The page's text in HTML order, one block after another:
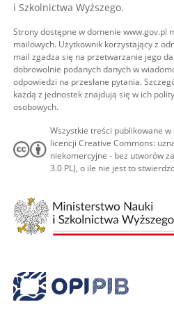
i Szkolnictwa Wyższego.
Strony dostępne w domenie www.gov.pl
mailowych. Użytkownik korzystający z
mail zgadza się na przetwarzanie jego
dobrowolnie podanych danych w
odpowiedzi na przesłane pytania.
każdą z jednostek znajdują się w ich
osobowych.
Wszystkie treści publikowane
licencji Creative Commons:
niekomercyjne - bez utworów
3.0 PL), o ile nie jest to